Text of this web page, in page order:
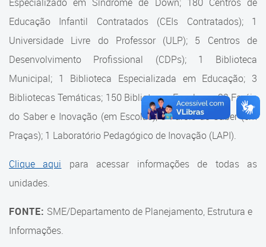
Portal do Servidor
Departamento de Logística
Gerência de Almoxarifado
Gerência de Aquisição e
Gestão Contratual de
Serviços
Gerência de Contratos
Gerência de Limpeza e
Suporte aos Contratos
Gerência de Segurança
Gerência de Transporte
Educação Infantil Contratados (CEIs Contratados); 1
Universidade Livre do Professor (ULP); 5 Centros de
Desenvolvimento Profissional (CDPs); 1 Biblioteca
Municipal; 1 Biblioteca Especializada em Educação; 3
Bibliotecas Temáticas; 150 Bibliotecas Escolares; 32 Faróis
do Saber e Inovação (em Escolas); 9 Faróis do Saber (em
Praças); 1 Laboratório Pedagógico de Inovação (LAPI).
Clique aqui para acessar informações de todas as
unidades.
FONTE: SME/Departamento de Planejamento, Estrutura e
Informações.